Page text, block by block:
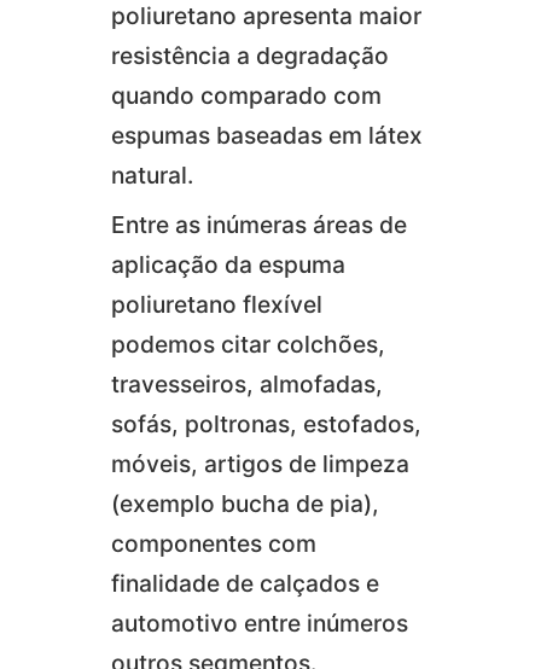
poliuretano apresenta maior
resistência a degradação
quando comparado com
espumas baseadas em látex
natural.
Entre as inúmeras áreas de
aplicação da espuma
poliuretano flexível
podemos citar colchões,
travesseiros, almofadas,
sofás, poltronas, estofados,
móveis, artigos de limpeza
(exemplo bucha de pia),
componentes com
finalidade de calçados e
automotivo entre inúmeros
outros segmentos.